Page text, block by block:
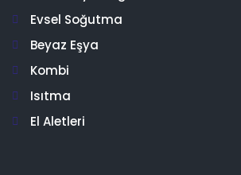
Evsel Soğutma
Beyaz Eşya
Kombi
Isıtma
El Aletleri